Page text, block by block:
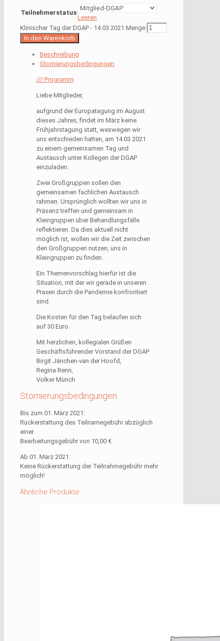
Teilnehmerstatus
Leeren
Klinischer Tag der DGAP - 14.03.2021 Menge
In den Warenkorb
Beschreibung
Stornierungsbedingungen
/// Programm
Liebe Mitglieder,
aufgrund der Europatagung im August
dieses Jahres, findet im März keine
Frühjahrstagung statt, weswegen wir
uns entschieden hatten, am 14.03.2021
zu einem gemeinsamen Tag und
Austausch unter Kollegen der DGAP
einzuladen.
Zwei Großgruppen sollen den
gemeinsamen fachlichen Austausch
rahmen. Ursprünglich wollten wir uns in
Präsenz treffen und gemeinsam in
Kleingruppen über Behandlungsfälle
reflektieren. Da dies aktuell nicht
möglich ist, wollen wir die Zeit zwischen
den Großgruppen nutzen, uns in
Kleingruppen zu finden.
Ein Themenvorschlag hierfür ist die
Situation, mit der wir gerade in unseren
Praxen durch die Pandemie konfrontiert
sind.
Die Kosten für den Tag belaufen sich
auf 30 Euro.
Mit herzlichen, kollegialen Grüßen
Geschäftsführender Vorstand der DGAP
Birgit Jänchen-van der Hoofd,
Regina Renn,
Volker Münch
Stornierungsbedingungen
Bis zum 01. März 2021:
Rückerstattung des Teilnamegebühr abzüglich
einer
Bearbeitungsgebühr von 10,00 €.
Ab 01. März 2021:
Keine Rückerstattung der Teilnahmegebühr mehr
möglich!
Ähnliche Produkte